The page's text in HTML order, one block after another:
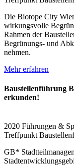
Die Biotope City
wirkungsvolle
Rahmen der
Begrünungs- und
nehmen.
Mehr erfahren
Baustellenführung
erkunden!
2020 Führungen &
Treffpunkt
GB*